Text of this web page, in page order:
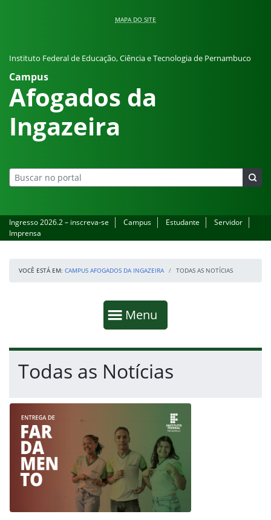
MAPA DO SITE
Instituto Federal de Educação, Ciência e Tecnologia de Pernambuco
Campus
Afogados da
Ingazeira
Ingresso 2026.2 – inscreva-se Campus Estudante
Servidor
Imprensa
VOCÊ ESTÁ EM: CAMPUS AFOGADOS DA INGAZEIRA TODAS AS NOTÍCIAS
Mostrar
Menu
Fim da navegação
Início do conteúdo
Todas as Notícias